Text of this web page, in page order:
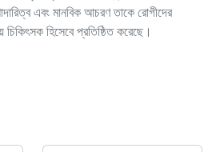
এবং মানবিক আচরণ তাকে রোগীদের
হিসেবে প্রতিষ্ঠিত করেছে।